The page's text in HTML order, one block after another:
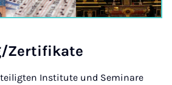
Zer­ti­fikate
Institute und Seminare